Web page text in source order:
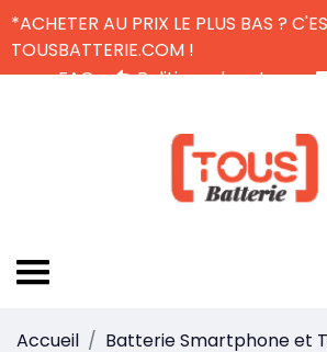
*ACHETER AU PRIX LE PLUS BAS ?
TOUSBATTERIE.COM !
FAQ
Politique de retour
Accueil
Batterie Smartphone et